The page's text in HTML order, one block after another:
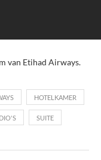
van Etihad Airways.
HOTELKAMER
SUITE